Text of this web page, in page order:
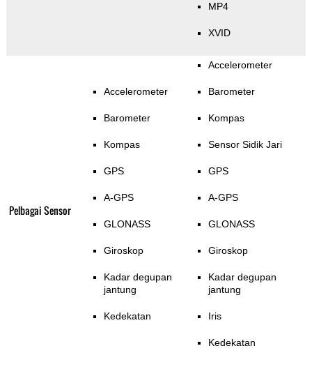
MP4
XVID
Pelbagai Sensor
Accelerometer
Barometer
Kompas
GPS
A-GPS
GLONASS
Giroskop
Kadar degupan
jantung
Kedekatan
Accelerometer
Barometer
Kompas
Sensor Sidik Jari
GPS
A-GPS
GLONASS
Giroskop
Kadar degupan
jantung
Iris
Kedekatan